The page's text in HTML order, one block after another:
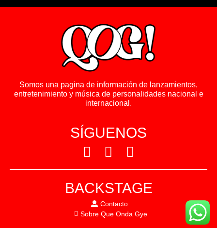
Somos una pagina de información de lanzamientos,
entretenimiento y música de personalidades nacional e
internacional.
SÍGUENOS
BACKSTAGE
Contacto
Sobre Que Onda Gye